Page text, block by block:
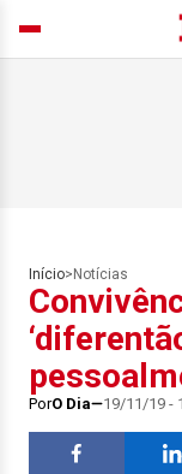
Início> Notícias
PorO Dia 19/11/19 -